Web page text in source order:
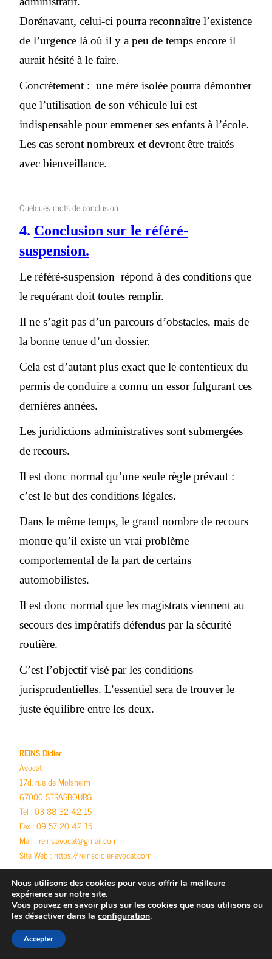
Dorénavant, celui-ci pourra reconnaître l’existence
de l’urgence là où il y a peu de temps encore il
aurait hésité à le faire.
Concrètement : une mère isolée pourra démontrer
que l’utilisation de son véhicule lui est
indispensable pour emmener ses enfants à l’école.
Les cas seront nombreux et devront être traités
avec bienveillance.
Quelques mots de conclusion.
4. Conclusion sur le référé-
suspension.
Le référé-suspension répond à des conditions que
le requérant doit toutes remplir.
Il ne s’agit pas d’un parcours d’obstacles, mais de
la bonne tenue d’un dossier.
Cela est d’autant plus exact que le contentieux du
permis de conduire a connu un essor fulgurant ces
dernières années.
Les juridictions administratives sont submergées
de recours.
Il est donc normal qu’une seule règle prévaut :
c’est le but des conditions légales.
Dans le même temps, le grand nombre de recours
montre qu’il existe un vrai problème
comportemental de la part de certains
automobilistes.
Il est donc normal que les magistrats viennent au
secours des impératifs défendus par la sécurité
routière.
C’est l’objectif visé par les conditions
jurisprudentielles. L’essentiel sera de trouver le
juste équilibre entre les deux.
REINS Didier
Avocat
17d, rue de Molsheim
67000 STRASBOURG
Tel : 03 88 32 42 15
Fax : 09 57 20 42 15
Mail : reins.avocat@gmail.com
Site Web :https://reinsdidier-avocat.com
droit routier
référé permis de conduire,référé-suspension
Nous utilisons des cookies pour vous offrir la meilleure
expérience sur notre site.
Vous pouvez en savoir plus sur les cookies que nous utilisons ou
les désactiver dans la configuration.
Accepter